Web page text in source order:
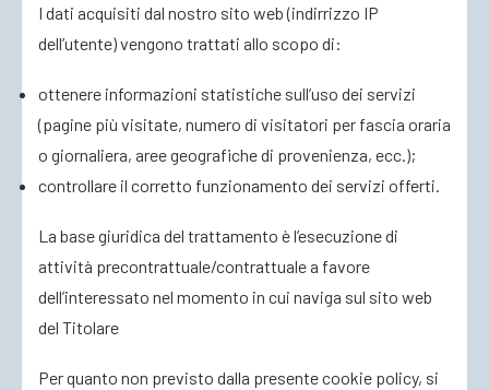
I dati acquisiti dal nostro sito web (indirrizzo IP
dell’utente) vengono trattati allo scopo di:
ottenere informazioni statistiche sull’uso dei servizi
(pagine più visitate, numero di visitatori per fascia oraria
o giornaliera, aree geografiche di provenienza, ecc.);
controllare il corretto funzionamento dei servizi offerti.
La base giuridica del trattamento è l’esecuzione di
attività precontrattuale/contrattuale a favore
dell’interessato nel momento in cui naviga sul sito web
del Titolare
Per quanto non previsto dalla presente cookie policy, si